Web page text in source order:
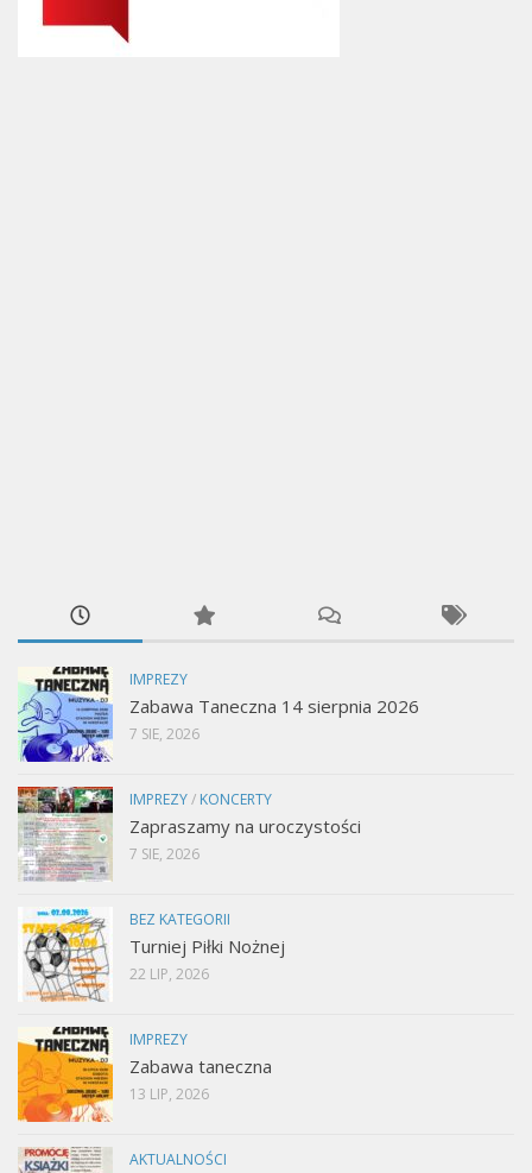
IMPREZY
Zabawa Taneczna 14 sierpnia 2026
7 SIE, 2026
IMPREZY/ KONCERTY
Zapraszamy na uroczystości
7 SIE, 2026
BEZ KATEGORII
Turniej Piłki Nożnej
22 LIP, 2026
IMPREZY
Zabawa taneczna
13 LIP, 2026
AKTUALNOŚCI